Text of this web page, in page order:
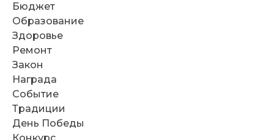
Бюджет
Образование
Здоровье
Ремонт
Закон
Награда
Событие
Традиции
День Победы